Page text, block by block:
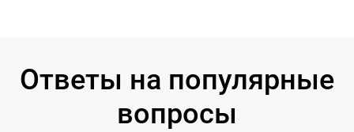
Ответы на популярные
вопросы